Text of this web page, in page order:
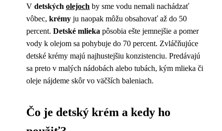
V detských olejoch by sme vodu nemali nachádzať
vôbec, krémy ju naopak môžu obsahovať až do 50
percent. Detské mlieka pôsobia ešte jemnejšie a pomer
vody k olejom sa pohybuje do 70 percent. Zvláčňujúce
detské krémy majú najhustejšiu konzistenciu. Predávajú
sa preto v malých nádobách alebo tubách, kým mlieka či
oleje nájdeme skôr vo väčších baleniach.
Čo je detský krém a kedy ho